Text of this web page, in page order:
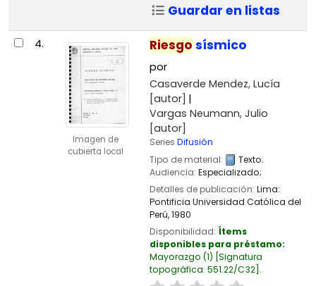
Guardar en listas
4.
Imagen de
cubierta local
Riesgo sísmico
por
Casaverde Mendez, Lucía
[autor]
Vargas Neumann, Julio
[autor]
Series Difusión
Tipo de material:
Texto;
Audiencia: Especializado;
Detalles de publicación: Lima:
Pontificia Universidad Católica del
Perú,1980
Disponibilidad: Ítems
disponibles para préstamo:
Mayorazgo (1) Signatura
topográfica: 551.22/C32 .